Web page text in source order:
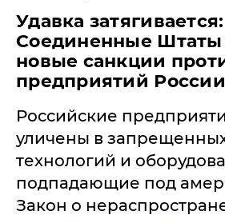
Удавка затягивается:
Соединенные Штаты
новые санкции
предприятий
Российские
уличены в
технологий и
подпадающие под
Закон о